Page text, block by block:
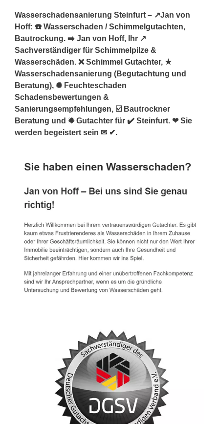
Wasserschadensanierung Steinfurt – ↗️Jan von
Hoff: ☎️ Wasserschaden / Schimmelgutachten,
Bautrockung. ➡️ Jan von Hoff, Ihr ↗️
Sachverständiger für Schimmelpilze &
Wasserschäden. ❌ Schimmel Gutachter, ★
Wasserschadensanierung (Begutachtung und
Beratung), ✺ Feuchteschaden
Schadensbewertungen &
Sanierungsempfehlungen, ☑️ Bautrockner
Beratung und ✹ Gutachter für ✔️ Steinfurt. ❤ Sie
werden begeistert sein ✉ ✔.